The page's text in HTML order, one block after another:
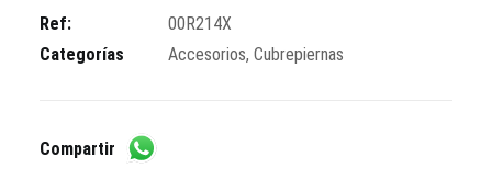
Medley
125/150
cantidad
Ref:
00R214X
Categorías
Accesorios, Cubrepiernas
Compartir